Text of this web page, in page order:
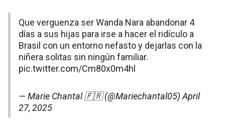
Que verguenza ser Wanda Nara abandonar 4
días a sus hijas para irse a hacer el ridículo a
Brasil con un entorno nefasto y dejarlas con la
niñera solitas sin ningún familiar.
pic.twitter.com/Cm80x0m4hl
— Marie Chantal 🇫🇷 (@Mariechantal05) April
27, 2025